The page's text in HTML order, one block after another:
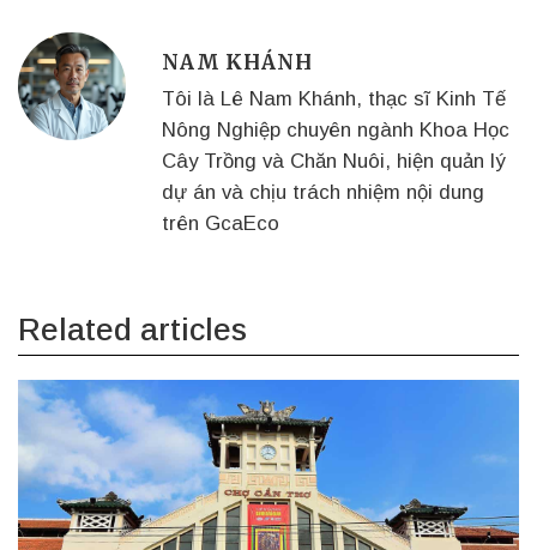
NAM KHÁNH
Tôi là Lê Nam Khánh, thạc sĩ Kinh Tế
Nông Nghiệp chuyên ngành Khoa Học
Cây Trồng và Chăn Nuôi, hiện quản lý
dự án và chịu trách nhiệm nội dung
trên GcaEco
Related articles